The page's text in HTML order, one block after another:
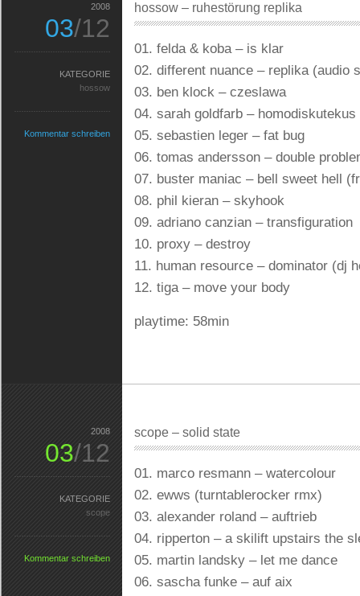
hossow – ruhestörung replika
01. felda & koba – is klar
02. different nuance – replika (audio
03. ben klock – czeslawa
04. sarah goldfarb – homodiskutekus
05. sebastien leger – fat bug
06. tomas andersson – double
07. buster maniac – bell sweet hell
08. phil kieran – skyhook
09. adriano canzian – transfiguration
10. proxy – destroy
11. human resource – dominator (dj
12. tiga – move your body
playtime: 58min
2008
03/12
KATEGORIE
hossow
Kommentar schreiben
scope – solid state
01. marco resmann – watercolour
02. ewws (turntablerocker rmx)
03. alexander roland – auftrieb
04. ripperton – a skilift upstairs the
05. martin landsky – let me dance
06. sascha funke – auf aix
2008
03/12
KATEGORIE
scope
Kommentar schreiben